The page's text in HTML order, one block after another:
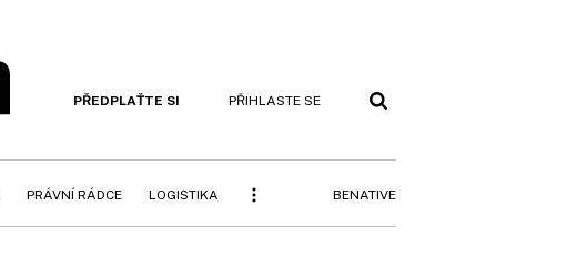
PŘEDPLAŤTE SI PŘIHLASTE SE
PRÁVNÍ RÁDCE LOGISTIKA BENATIVE